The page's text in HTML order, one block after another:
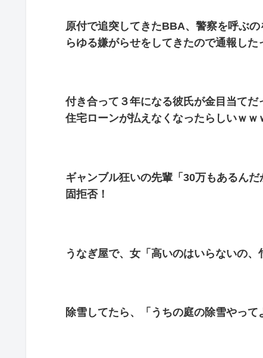
原付で追突してきたBBA、警察を呼ぶ
らゆる嫌がらせをしてきたので通報した
付き合って３年になる彼氏が金目当て
住宅ローンが払えなくなったらしいｗｗ
ギャンブル狂いの先輩「30万もあるん
固拒否！
うなぎ屋で、女「高いのはいらないの
除雪してたら、「うちの庭の除雪やっ